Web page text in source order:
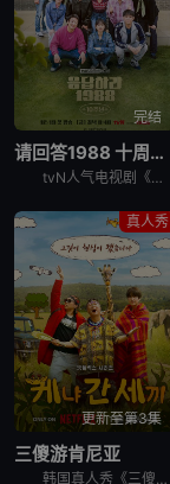
完结
请回答1988 十周年MT
tvN人气电视剧《请回答1988》主演们为迎接10周年而出发的两天一夜旅行，大家聚在一起按照电视剧的主题，穿搭了符合1988年的时代发型和服装风格。
真人秀
更新至第3集
三傻游肯尼亚
韩国真人秀《三傻游肯尼亚》讲述了：李寿根、殷志源和曹圭贤在肯尼亚重聚，开启一段意想不到的旅行冒险之旅。在令人叹为观止的非洲荒野背景下，展现他们标志性的机智幽默、轻松打趣和深厚友谊。